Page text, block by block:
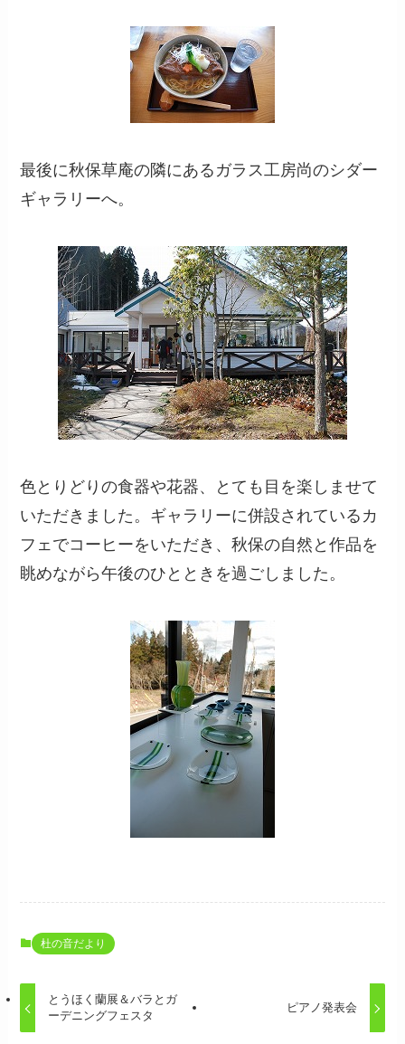
最後に秋保草庵の隣にあるガラス工房尚のシダー
ギャラリーへ。
色とりどりの食器や花器、とても目を楽しませて
いただきました。ギャラリーに併設されているカ
フェでコーヒーをいただき、秋保の自然と作品を
眺めながら午後のひとときを過ごしました。
杜の音だより
とうほく蘭展＆バラとガ
ーデニングフェスタ
ピアノ発表会